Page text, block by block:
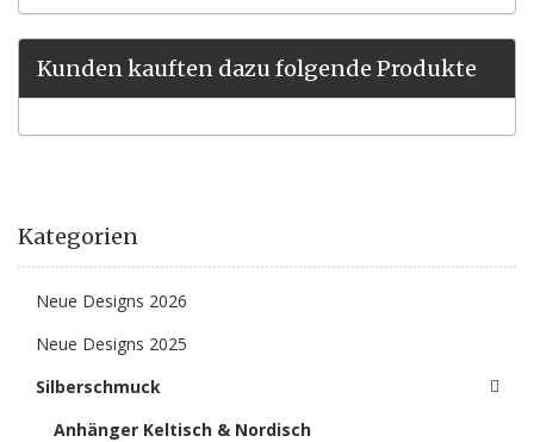
Kunden kauften dazu folgende Produkte
Kategorien
Neue Designs 2026
Neue Designs 2025
Silberschmuck
Anhänger Keltisch & Nordisch